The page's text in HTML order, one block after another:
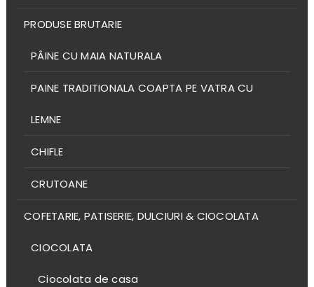
PRODUSE BRUTARIE
PÂINE CU MAIA NATURALA
PAINE TRADITIONALA COAPTA PE VATRA CU
LEMNE
CHIFLE
CRUTOANE
COFETARIE, PATISERIE, DULCIURI & CIOCOLATA
CIOCOLATA
Ciocolata de casa